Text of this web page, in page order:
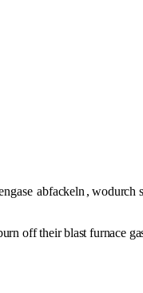
abfackeln , wodurch
off their blast furnace